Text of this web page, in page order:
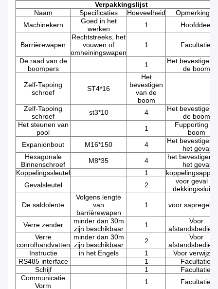
Verpakkingslijst
Naam
Specificaties Hoeveelheid
Opmerkingen
Machinekern
Goed in het
werken
1 Hoofddeel
Barrièrewapen
Rechtstreeks, het
vouwen of
omheiningswapen
1 Facultatief
De raad van de
boompers
1
Het bevestigen
de boom
Zelf-Tapoing
schroef
ST4*16
Het
bevestigen
van de
boom
Zelf-Tapoing
schroef
st3*10 4
Het bevestigen
de boom
Het steunen van
pool
1
Fupporting de
boom
Expanionbout
M16*150 4
Het bevestigen
het geval
Hexagonale
Binnenschroef
M8*35 4
het bevestigen
het geval
Koppelingssleutel
1
Gevalsleutel
2
voor geval en
De saldolente
Volgens lengte
van
barrièrewapen
1 voor
Verre zender
minder dan 30m
zijn beschikbaar
1
Voor
Verre
conrolhandvatten
minder dan 30m
zijn beschikbaar
2
Voor
Instructie
in het Engels 1
Voor
RS485 interface
1
Facultatief
Schijf
1
Facultatief
Communicatie
Vorm
1 Facultatief